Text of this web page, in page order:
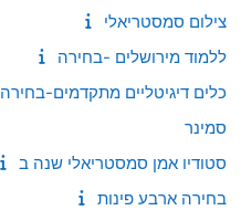
צילום סמסטריאלי
ללמוד מירושלים -בחירה
כלים דיגיטליים מתקדמים-בחירה
סמינר
סטודיו אמן סמסטריאלי שנה ב
בחירה ארבע פינות